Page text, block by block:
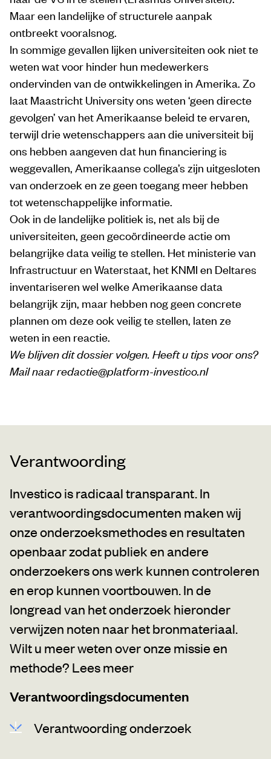
Maar een landelijke of structurele aanpak
ontbreekt vooralsnog.
In sommige gevallen lijken universiteiten ook niet te
weten wat voor hinder hun medewerkers
ondervinden van de ontwikkelingen in Amerika. Zo
laat Maastricht University ons weten ‘geen directe
gevolgen’ van het Amerikaanse beleid te ervaren,
terwijl drie wetenschappers aan die universiteit bij
ons hebben aangeven dat hun financiering is
weggevallen, Amerikaanse collega’s zijn uitgesloten
van onderzoek en ze geen toegang meer hebben
tot wetenschappelijke informatie.
Ook in de landelijke politiek is, net als bij de
universiteiten, geen gecoördineerde actie om
belangrijke data veilig te stellen. Het ministerie van
Infrastructuur en Waterstaat, het KNMI en Deltares
inventariseren wel welke Amerikaanse data
belangrijk zijn, maar hebben nog geen concrete
plannen om deze ook veilig te stellen, laten ze
weten in een reactie.
We blijven dit dossier volgen. Heeft u tips voor ons?
Mail naar redactie@platform-investico.nl
Verantwoording
Investico is radicaal transparant. In
verantwoordingsdocumenten maken wij
onze onderzoeksmethodes en resultaten
openbaar zodat publiek en andere
onderzoekers ons werk kunnen controleren
en erop kunnen voortbouwen. In de
longread van het onderzoek hieronder
verwijzen noten naar het bronmateriaal.
Wilt u meer weten over onze missie en
methode? Lees meer
Verantwoordingsdocumenten
Verantwoording onderzoek